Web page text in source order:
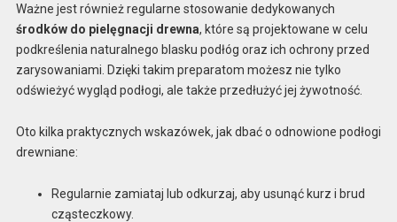
Ważne jest również regularne stosowanie dedykowanych
środków do pielęgnacji drewna, które są projektowane w celu
podkreślenia naturalnego blasku podłóg oraz ich ochrony przed
zarysowaniami. Dzięki takim preparatom możesz nie tylko
odświeżyć wygląd podłogi, ale także przedłużyć jej żywotność.
Oto kilka praktycznych wskazówek, jak dbać o odnowione podłogi
drewniane:
Regularnie zamiataj lub odkurzaj, aby usunąć kurz i brud
cząsteczkowy.